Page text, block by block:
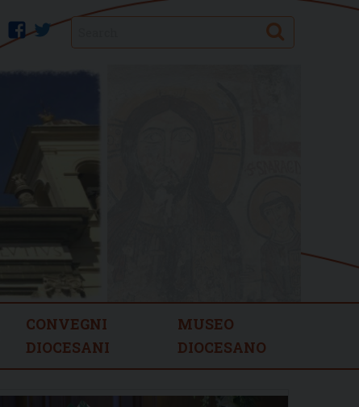
twitter
facebook Search
CONVEGNI
DIOCESANI
MUSEO
DIOCESANO